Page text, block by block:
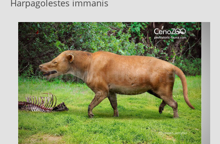
Harpagolestes immanis